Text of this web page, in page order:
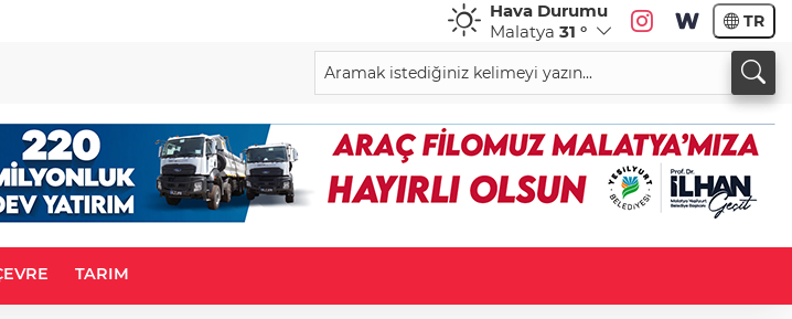
Hava Durumu
Malatya 31 ° TR
TARIM